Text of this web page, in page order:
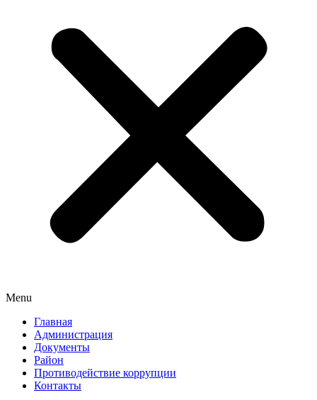
Menu
Главная
Администрация
Документы
Район
Противодействие коррупции
Контакты